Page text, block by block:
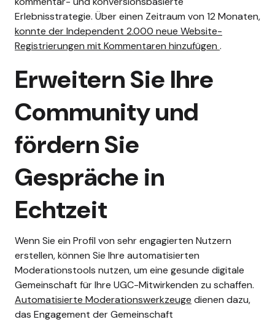
Erlebnisstrategie. Über einen Zeitraum von 12 Monaten,
konnte der Independent 2.000 neue Website-
Registrierungen mit Kommentaren hinzufügen .
Erweitern Sie Ihre
Community und
fördern Sie
Gespräche in
Echtzeit
Wenn Sie ein Profil von sehr engagierten Nutzern
erstellen, können Sie Ihre automatisierten
Moderationstools nutzen, um eine gesunde digitale
Gemeinschaft für Ihre UGC-Mitwirkenden zu schaffen.
Automatisierte Moderationswerkzeuge dienen dazu,
das Engagement der Gemeinschaft